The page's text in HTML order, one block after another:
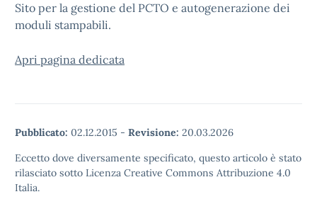
Sito per la gestione del PCTO e autogenerazione dei
moduli stampabili.
Apri pagina dedicata
Pubblicato: 02.12.2015 - Revisione: 20.03.2026
Eccetto dove diversamente specificato, questo articolo è stato
rilasciato sotto Licenza Creative Commons Attribuzione 4.0
Italia.